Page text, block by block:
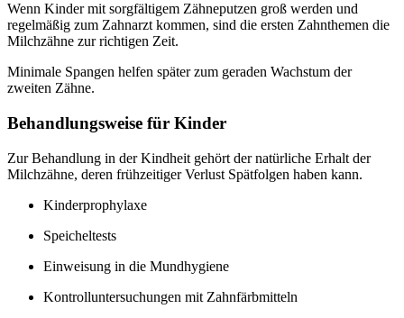
Wenn Kinder mit sorgfältigem Zähneputzen groß werden und
regelmäßig zum Zahnarzt kommen, sind die ersten Zahnthemen die
Milchzähne zur richtigen Zeit.
Minimale Spangen helfen später zum geraden Wachstum der
zweiten Zähne.
Behandlungsweise für Kinder
Zur Behandlung in der Kindheit gehört der natürliche Erhalt der
Milchzähne, deren frühzeitiger Verlust Spätfolgen haben kann.
Kinderprophylaxe
Speicheltests
Einweisung in die Mundhygiene
Kontrolluntersuchungen mit Zahnfärbmitteln